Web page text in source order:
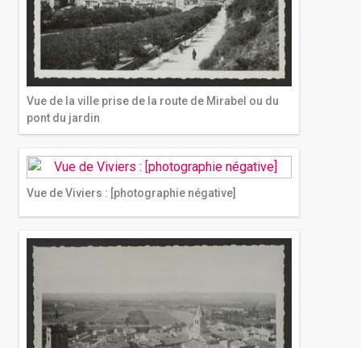
Vue de la ville prise de la route de Mirabel ou du
pont du jardin
Vue de Viviers : [photographie négative]